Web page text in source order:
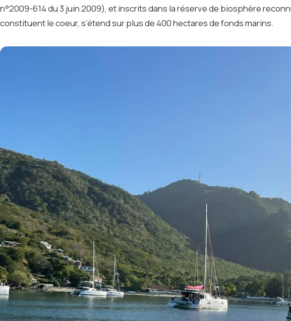
n°2009-614 du 3 juin 2009), et inscrits dans la réserve de biosphère
constituent le coeur, s’étend sur plus de 400 hectares de fonds marins.